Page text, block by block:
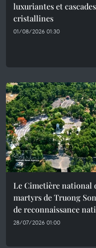
luxuriantes et cascades
cristallines
01/08/2026 01:30
Le Cimetière national
martyrs de Truong
de reconnaissance
28/07/2026 01:00